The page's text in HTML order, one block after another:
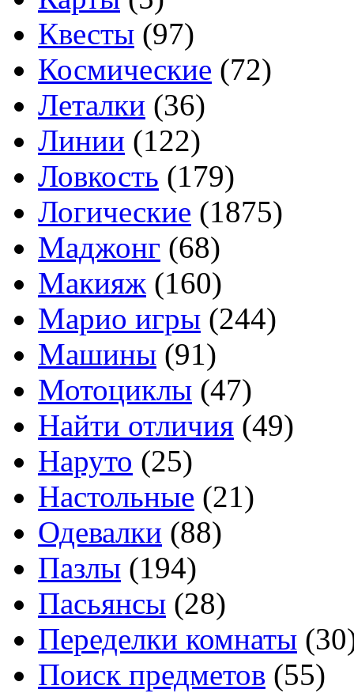
Квесты (97)
Космические (72)
Леталки (36)
Линии (122)
Ловкость (179)
Логические (1875)
Маджонг (68)
Макияж (160)
Марио игры (244)
Машины (91)
Мотоциклы (47)
Найти отличия (49)
Наруто (25)
Настольные (21)
Одевалки (88)
Пазлы (194)
Пасьянсы (28)
Переделки комнаты
Поиск предметов (55)